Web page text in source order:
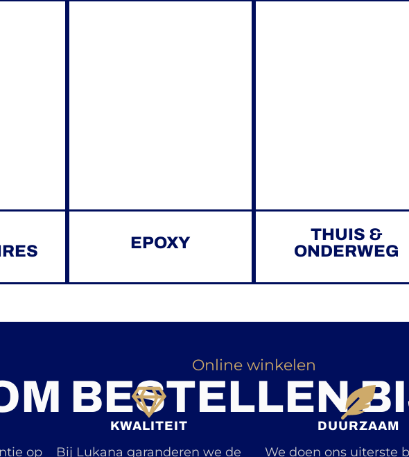
EPOXY
THUIS &
ONDERWEG
Online winkelen
BESTELLEN
op
KWALITEIT
Bij Lukana garanderen we de
DUURZAAM
We doen ons uiterste